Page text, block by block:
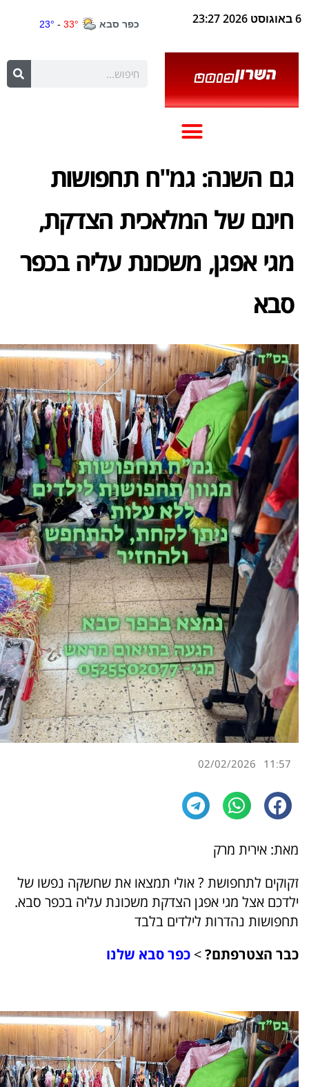
6 באוגוסט 2026 23:27
גם השנה: גמ"ח תחפושות
חינם של המלאכית הצדקת,
מגי אפגן, משכונת עליה בכפר
סבא
11:57
02/02/2026
מאת: אירית מרק
זקוקים לתחפושת ? אולי תמצאו את שחשקה נפשו של
ילדכם אצל מגי אפגן הצדקת משכונת עליה בכפר סבא.
תחפושות נהדרות לילדים בלבד
כבר הצטרפתם?> כפר סבא שלנו